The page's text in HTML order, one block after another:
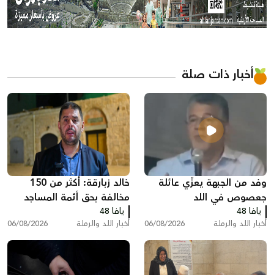
أخبار ذات صلة
وفد من الجبهة يعزّي عائلة
جعصوص في اللد
يافا 48
أخبار اللد والرملة 06/08/2026
خالد زبارقة: أكثر من 150
مخالفة بحق أئمة المساجد
بسبب رفع الأذان في اللد
يافا 48
أخبار اللد والرملة 06/08/2026